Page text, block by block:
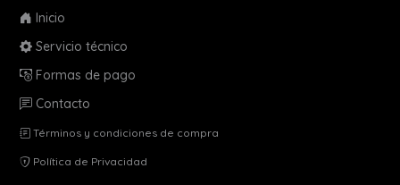
Inicio
Servicio técnico
Formas de pago
Contacto
Términos y condiciones de compra
Política de Privacidad